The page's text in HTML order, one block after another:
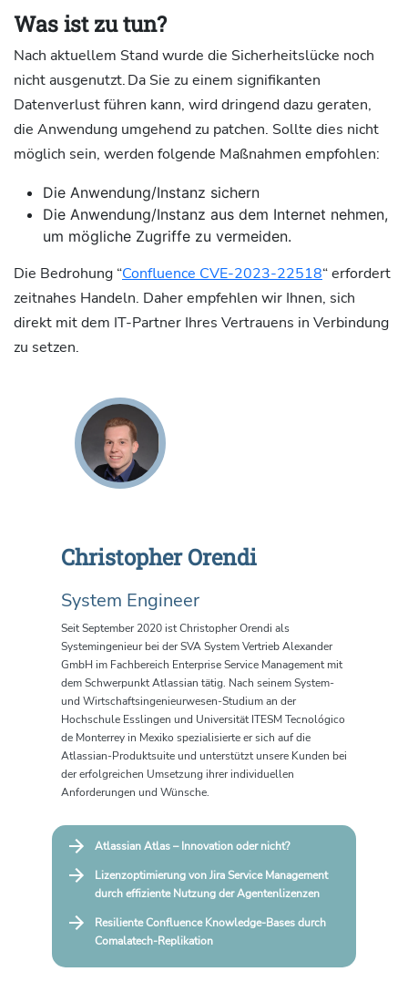
Was ist zu tun?
Nach aktuellem Stand wurde die Sicherheitslücke noch
nicht ausgenutzt. Da Sie zu einem signifikanten
Datenverlust führen kann, wird dringend dazu geraten,
die Anwendung umgehend zu patchen. Sollte dies nicht
möglich sein, werden folgende Maßnahmen empfohlen:
Die Anwendung/Instanz sichern
Die Anwendung/Instanz aus dem Internet nehmen,
um mögliche Zugriffe zu vermeiden.
Die Bedrohung “Confluence CVE-2023-22518“ erfordert
zeitnahes Handeln. Daher empfehlen wir Ihnen, sich
direkt mit dem IT-Partner Ihres Vertrauens in Verbindung
zu setzen.
Christopher Orendi
System Engineer
Seit September 2020 ist Christopher Orendi als
Systemingenieur bei der SVA System Vertrieb Alexander
GmbH im Fachbereich Enterprise Service Management mit
dem Schwerpunkt Atlassian tätig. Nach seinem System-
und Wirtschaftsingenieurwesen-Studium an der
Hochschule Esslingen und Universität ITESM Tecnológico
de Monterrey in Mexiko spezialisierte er sich auf die
Atlassian-Produktsuite und unterstützt unsere Kunden bei
der erfolgreichen Umsetzung ihrer individuellen
Anforderungen und Wünsche.
Atlassian Atlas – Innovation oder nicht?
Lizenzoptimierung von Jira Service Management
durch effiziente Nutzung der Agentenlizenzen
Resiliente Confluence Knowledge-Bases durch
Comalatech-Replikation